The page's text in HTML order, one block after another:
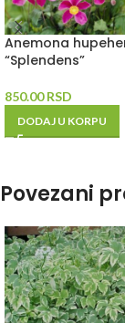
Anemona
“Splendens”
850.00RSD
DODAJ U KORPU
Povezani